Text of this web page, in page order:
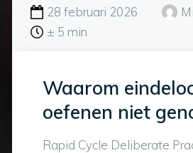
28 februari 2026
± 5 min
Waarom
oefenen niet
Rapid Cycle Deliberate